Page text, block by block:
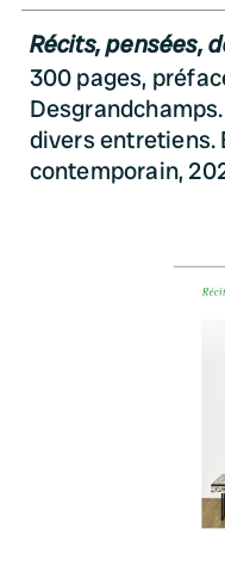
Récits, pensées,
300 pages,
divers entretiens.
contemporain,